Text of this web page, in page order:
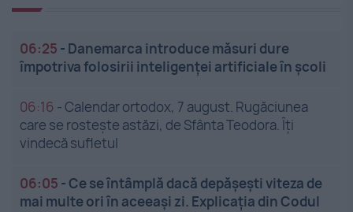
06:25 - Danemarca introduce măsuri dure
împotriva folosirii inteligenței artificiale în școli
06:16 -Calendar ortodox, 7 august. Rugăciunea
care se rostește astăzi, de Sfânta Teodora. Îți
vindecă sufletul
06:05 -Ce se întâmplă dacă depășești viteza de
mai multe ori în aceeași zi. Explicația din Codul